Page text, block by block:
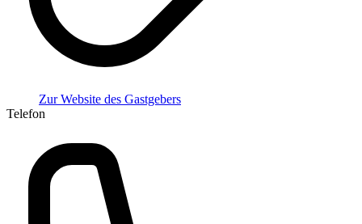
Zur Website des Gastgebers
Telefon